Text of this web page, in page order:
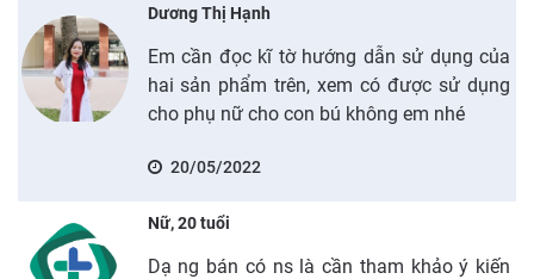
Dương Thị Hạnh
Em cần đọc kĩ tờ hướng dẫn sử dụng của
hai sản phẩm trên, xem có được sử dụng
cho phụ nữ cho con bú không em nhé
20/05/2022
Nữ, 20 tuổi
Dạ ng bán có ns là cần tham khảo ý kiến